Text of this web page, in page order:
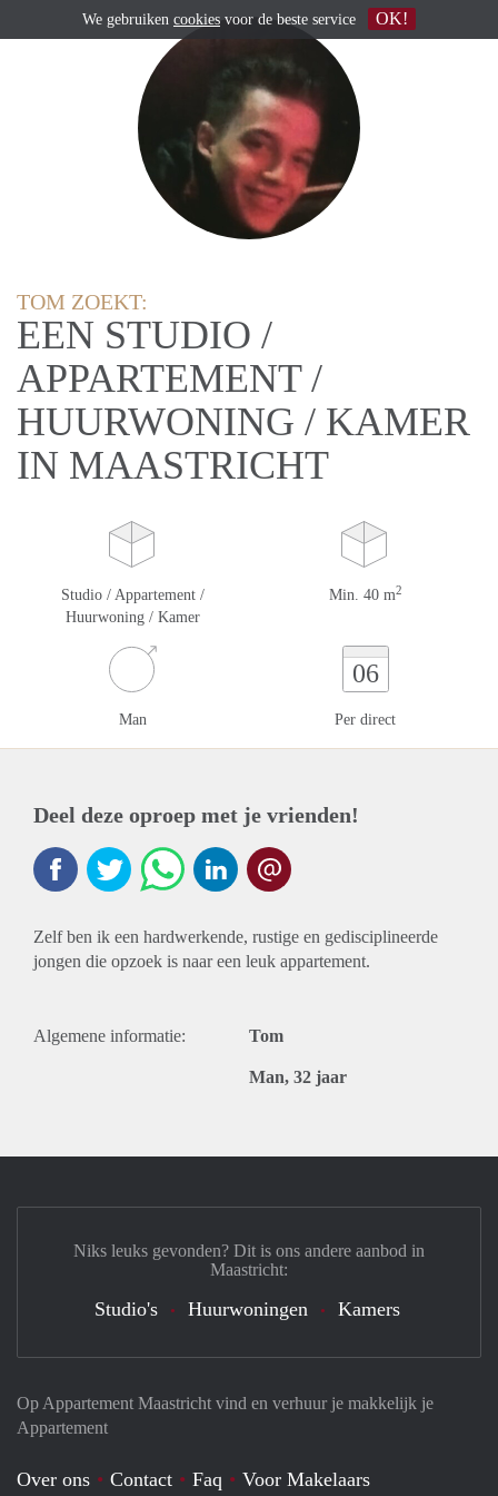
TOM ZOEKT:
EEN STUDIO /
APPARTEMENT /
HUURWONING / KAMER
IN MAASTRICHT
Studio / Appartement /
Huurwoning / Kamer
Min. 40 m2
Man
06
Per direct
Deel deze oproep met je vrienden!
Zelf ben ik een hardwerkende, rustige en gedisciplineerde
jongen die opzoek is naar een leuk appartement.
Algemene informatie: Tom
Man, 32 jaar
Op Appartement Maastricht vind en verhuur je makkelijk je
Appartement
Over ons Contact Faq Voor Makelaars
Niks leuks gevonden? Dit is ons andere aanbod in
Maastricht:
Studio's Huurwoningen Kamers
We gebruiken cookies voor de beste service OK!